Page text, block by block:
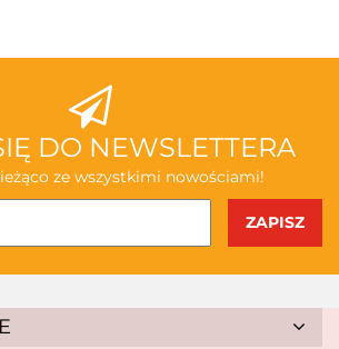
ABAKUS
AKSJOMAT
DO NEWSLETTERA
ze wszystkimi nowościami!